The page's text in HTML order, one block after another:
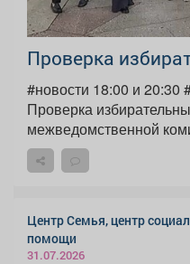
Проверка
#новости 18:00 и 20:30
Проверка избирательных
межведомственной
Центр Семья, центр
помощи
31.07.2026